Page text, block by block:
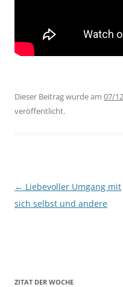
Dieser Beitrag wurde am 07/
veröffentlicht.
Beitragsnavigation
← Liebevoller Umgang mit
sich selbst und andere
ZITAT DER WOCHE